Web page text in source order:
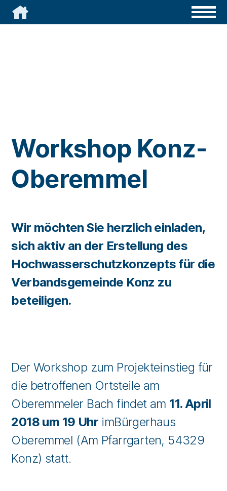

Workshop Konz-
Oberemmel
Wir möchten Sie herzlich einladen,
sich aktiv an der Erstellung des
Hochwasserschutzkonzepts für die
Verbandsgemeinde Konz zu
beteiligen.
Der Workshop zum Projekteinstieg für
die betroffenen Ortsteile am
Oberemmeler Bach findet am 11. April
2018 um 19 Uhr imBürgerhaus
Oberemmel (Am Pfarrgarten, 54329
Konz) statt.